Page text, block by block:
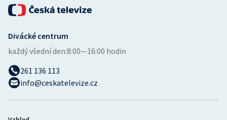
Divácké centrum
každý všední den:8:00—16:00 hodin
261 136 113
info@ceskatelevize.cz